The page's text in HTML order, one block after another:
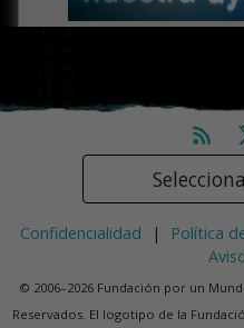
Confidencialidad | Política
© 2006–2026 Fundación por un
Reservados. El logotipo de la